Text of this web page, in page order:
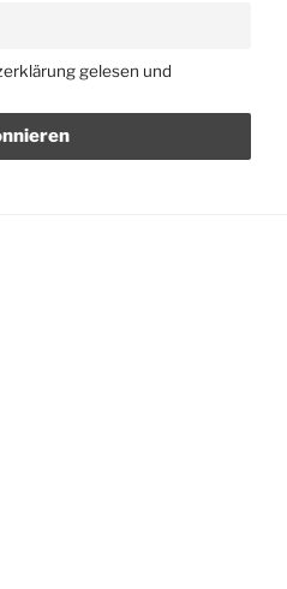
gelesen und